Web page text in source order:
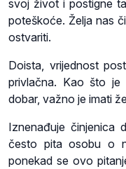
svoj život i postigne
poteškoće. Želja nas
ostvariti.
Doista, vrijednost
privlačna. Kao što
dobar, važno je imati
Iznenađuje činjenica
često pita osobu o
ponekad se ovo